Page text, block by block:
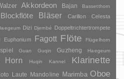
Akkordeon Bajan Bassetthorn
Blockflöte Bläser Carillon Celesta
Dizi Djembé Doppeltrichtertrompete
Euphonium Fagott Flöte
Flügelhorn
Guan Guqin Guzheng
Haegeum
Horn Huqin Kannel Klarinette
Laute Mandoline Marimba Oboe